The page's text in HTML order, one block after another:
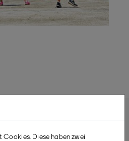
Cookies. Diese haben zwei